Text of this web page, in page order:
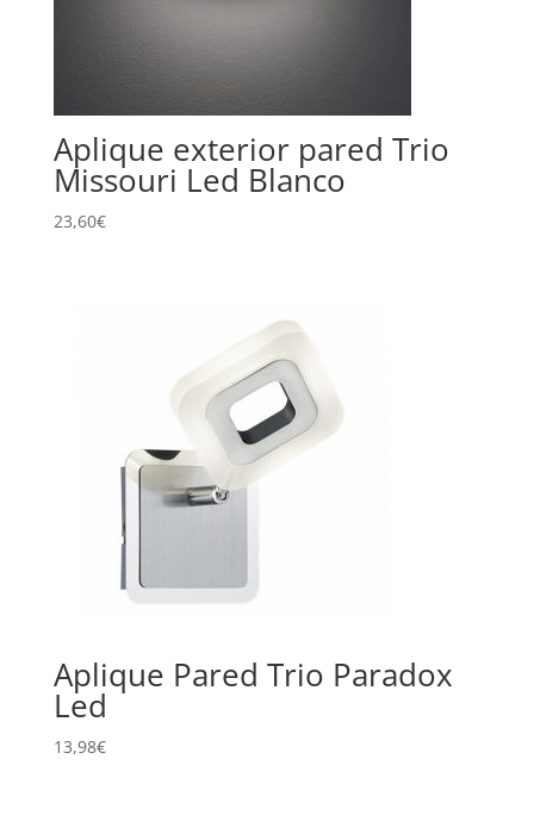
Aplique exterior pared Trio
Missouri Led Blanco
23,60€
Aplique Pared Trio Paradox
Led
13,98€